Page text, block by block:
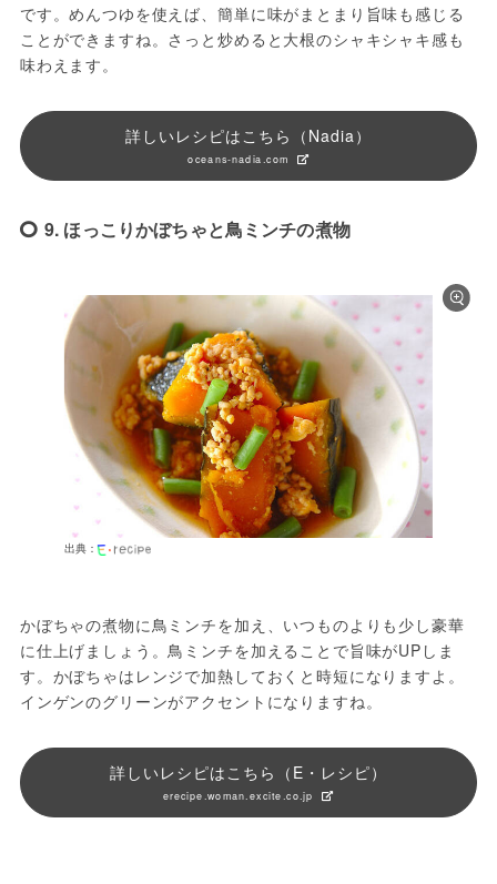
です。めんつゆを使えば、簡単に味がまとまり旨味も感じる
ことができますね。さっと炒めると大根のシャキシャキ感も
味わえます。
詳しいレシピはこちら（Nadia）
oceans-nadia.com
9. ほっこりかぼちゃと鳥ミンチの煮物
出典：
かぼちゃの煮物に鳥ミンチを加え、いつものよりも少し豪華
に仕上げましょう。鳥ミンチを加えることで旨味がUPしま
す。かぼちゃはレンジで加熱しておくと時短になりますよ。
インゲンのグリーンがアクセントになりますね。
詳しいレシピはこちら（E・レシピ）
erecipe.woman.excite.co.jp